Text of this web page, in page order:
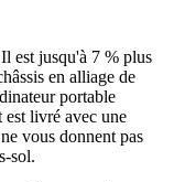
est jusqu'à 7 % plus
en alliage de
portable
livré avec une
vous donnent pas
sol.